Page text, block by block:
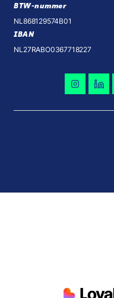
BTW-nummer
NL868129574B01
IBAN
NL27RABO0367718227